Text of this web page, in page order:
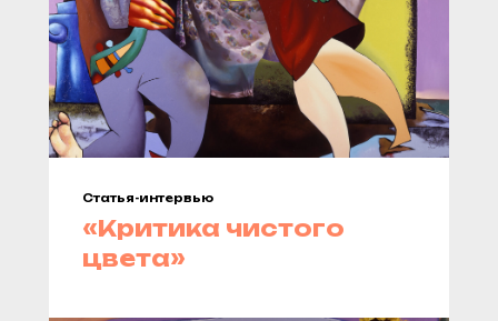
Статья-интервью
«Критика чистого
цвета»